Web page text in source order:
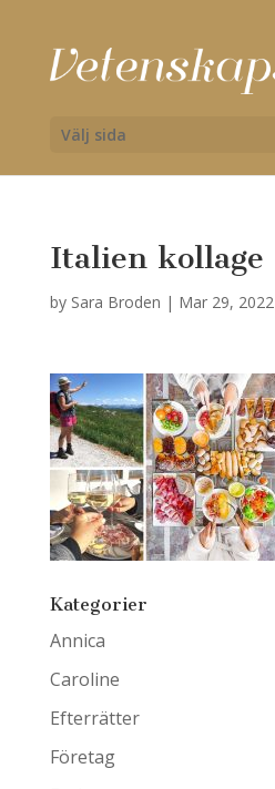
Välj sida
Italien kollage
by Sara Broden | Mar 29, 2022
Kategorier
Annica
Caroline
Efterrätter
Företag